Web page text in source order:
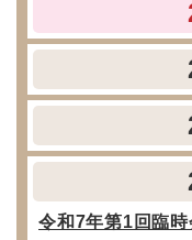
令和7年第1回臨